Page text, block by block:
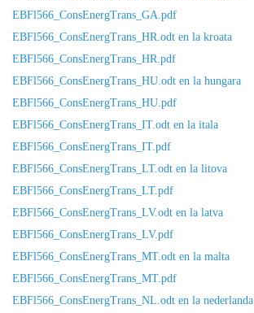
EBFl566_ConsEnergTrans_GA.pdf
EBFl566_ConsEnergTrans_HR.odt en la kroata
EBFl566_ConsEnergTrans_HR.pdf
EBFl566_ConsEnergTrans_HU.odt en la hungara
EBFl566_ConsEnergTrans_HU.pdf
EBFl566_ConsEnergTrans_IT.odt en la itala
EBFl566_ConsEnergTrans_IT.pdf
EBFl566_ConsEnergTrans_LT.odt en la litova
EBFl566_ConsEnergTrans_LT.pdf
EBFl566_ConsEnergTrans_LV.odt en la latva
EBFl566_ConsEnergTrans_LV.pdf
EBFl566_ConsEnergTrans_MT.odt en la malta
EBFl566_ConsEnergTrans_MT.pdf
EBFl566_ConsEnergTrans_NL.odt en la nederlanda